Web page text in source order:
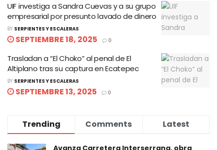
UIF investiga a Sandra Cuevas y a su grupo
empresarial por presunto lavado de dinero
BY SERPIENTES Y ESCALERAS
SEPTIEMBRE 18, 2025 0
Trasladan a “El Choko” al penal de El
Altiplano tras su captura en Ecatepec
BY SERPIENTES Y ESCALERAS
SEPTIEMBRE 13, 2025 0
Trending Comments Latest
Avanza Carretera Interserrana, obra